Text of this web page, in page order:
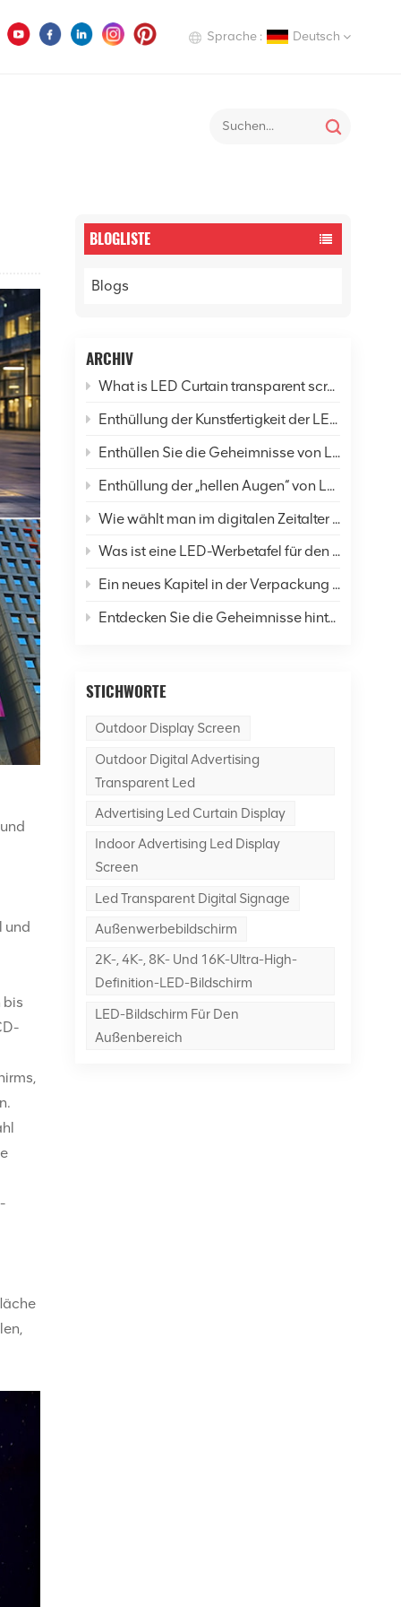
Sprache : Deutsch
BLOGLISTE
Blogs
ARCHIV
What is LED Curtain transparent screen? - Explore the new horizon of digital cities
Enthüllung der Kunstfertigkeit der LED-Display-Verkapselung: Eine umfassende Analyse von sechs gängigen Techniken und Zukunftsaussichten
Enthüllen Sie die Geheimnisse von LED-Bildschirmen: Wie verändern sie unser Leben und die Welt?
Enthüllung der „hellen Augen“ von LED-Anzeigen: Eine umfassende Analyse der Auflösung
Wie wählt man im digitalen Zeitalter LED-Anzeigen richtig aus?
Was ist eine LED-Werbetafel für den Außenbereich?
Ein neues Kapitel in der Verpackung von LED-Displays: Was ist der Unterschied zwischen SMD- und COB-Technologie?
Entdecken Sie die Geheimnisse hinter dem Dancer of Led Display Screen
STICHWORTE
Outdoor Display Screen
Outdoor Digital Advertising
Transparent Led
Advertising Led Curtain Display
Indoor Advertising Led Display
Screen
Led Transparent Digital Signage
Außenwerbebildschirm
2K-, 4K-, 8K- Und 16K-Ultra-High-
Definition-LED-Bildschirm
LED-Bildschirm Für Den
Außenbereich
und
bis